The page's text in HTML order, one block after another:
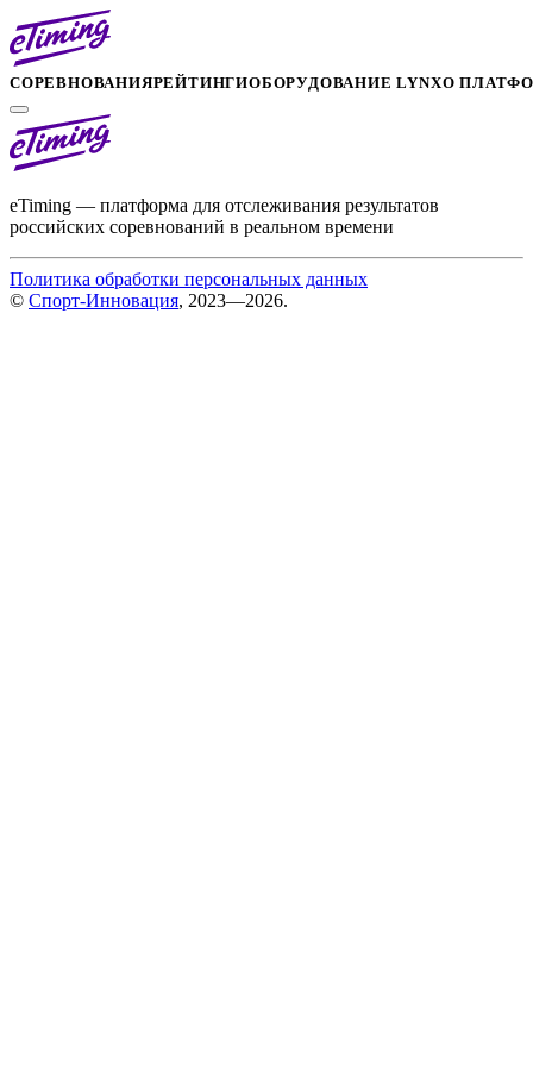
СОРЕВНОВАНИЯРЕЙТИНГИОБОРУДОВАНИЕ LYNXО
eTiming — платформа для отслеживания результатов
российских соревнований в реальном времени
Политика обработки персональных данных
© Спорт-Инновация, 2023—2026.